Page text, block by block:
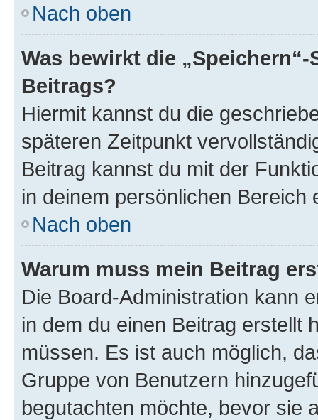
Nach oben
Was bewirkt die
Beitrags?
Hiermit kannst du die
späteren Zeitpunkt
Beitrag kannst du mit der
in deinem persönlichen Bereich
Nach oben
Warum muss mein Beitrag
Die Board-Administration kann
in dem du einen Beitrag erstellt
müssen. Es ist auch möglich,
Gruppe von Benutzern
begutachten möchte, bevor sie